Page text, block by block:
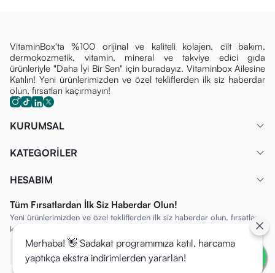
bir ifadeye destek olur.
Yüksek Tolerans Sunar:Hassas göz çevresi bölgesinde
rahat ve konforlu bir kullanım sağlamaya yardımcı olur.
Nasıl Kullanılır?
Uygulama:Yüzük parmağınıza (en az baskı uygulayan
parmak) mercimek tanesi büyüklüğünde krem alın.
hareketlerle içten dışa doğru uygulayın. Ürünü doğrudan
kirpik diplerine veya göz kapağına sürmekten kaçının.
Sıklık:Sabah ve akşam, günlük cilt bakımı rutininizin son
adımı olarak kullanılması tavsiye edilir.
İçeriği (Ana Bileşenler)
Cosmed Beauty Squad Aydınlatıcı ve Nemlendirici Etkili
VitaminBox'ta %100 orijinal ve kaliteli kolajen, cilt bakım,
dermokozmetik, vitamin, mineral ve takviye edici gıda
ürünleriyle "Daha İyi Bir Sen" için buradayız. Vitaminbox Ailesine
Katılın! Yeni ürünlerimizden ve özel tekliflerden ilk siz haberdar
olun, fırsatları kaçırmayın!
KURUMSAL
KATEGORİLER
HESABIM
Tüm Fırsatlardan İlk Siz Haberdar Olun!
Yeni ürünlerimizden ve özel tekliflerden ilk siz haberdar olun, fırsatları
kaçırmayın!
Merhaba! 👋 Sadakat programımıza katıl, harcama
yaptıkça ekstra indirimlerden yararlan!